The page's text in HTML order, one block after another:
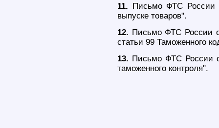
11. Письмо ФТС России
выпуске товаров".
12. Письмо ФТС России
статьи 99 Таможенного
13. Письмо ФТС России
таможенного контроля".